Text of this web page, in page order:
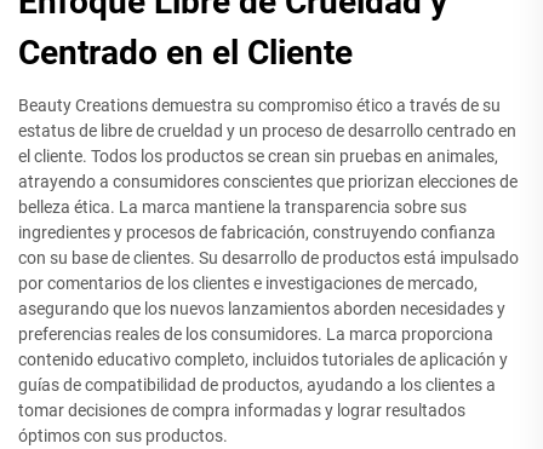
Centrado en el Cliente
Beauty Creations demuestra su compromiso ético a través de su
estatus de libre de crueldad y un proceso de desarrollo centrado en
el cliente. Todos los productos se crean sin pruebas en animales,
atrayendo a consumidores conscientes que priorizan elecciones de
belleza ética. La marca mantiene la transparencia sobre sus
ingredientes y procesos de fabricación, construyendo confianza
con su base de clientes. Su desarrollo de productos está impulsado
por comentarios de los clientes e investigaciones de mercado,
asegurando que los nuevos lanzamientos aborden necesidades y
preferencias reales de los consumidores. La marca proporciona
contenido educativo completo, incluidos tutoriales de aplicación y
guías de compatibilidad de productos, ayudando a los clientes a
tomar decisiones de compra informadas y lograr resultados
óptimos con sus productos.